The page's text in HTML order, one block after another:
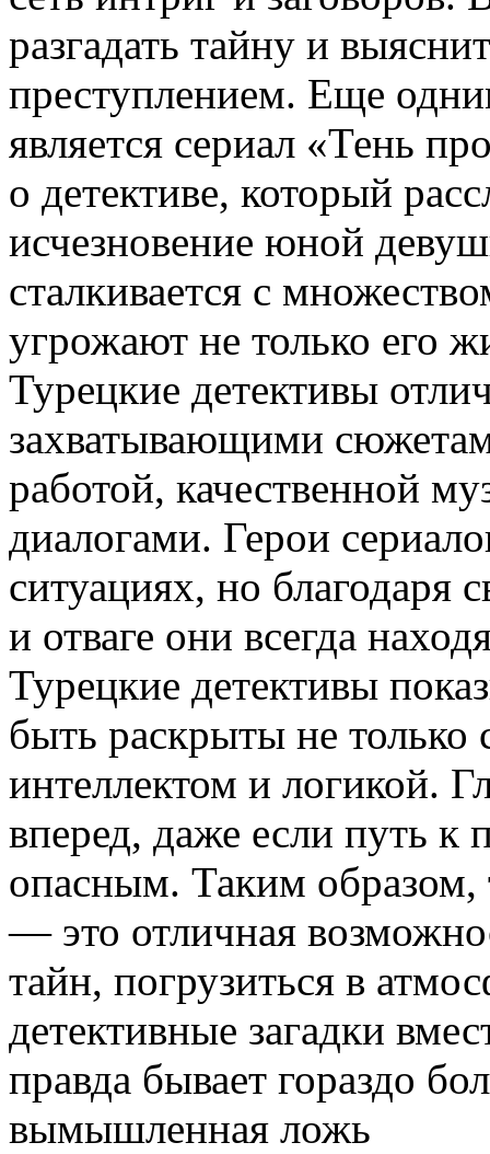
разгадать тайну и
преступлением. Еще
является сериал «Тень
о детективе, который
исчезновение юной
сталкивается с
угрожают не только его
Турецкие детективы
захватывающими
работой, качественной
диалогами. Герои
ситуациях, но благодаря
и отваге они всегда
Турецкие детективы
быть раскрыты не
интеллектом и логикой.
вперед, даже если путь к
опасным. Таким образом,
— это отличная
тайн, погрузиться в
детективные загадки
правда бывает гораздо
вымышленная ложь